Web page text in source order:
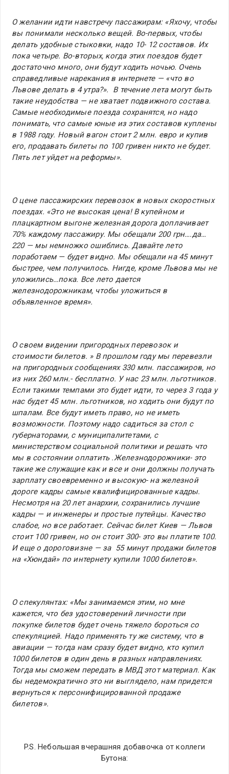
О желании идти навстречу пассажирам: «Яхочу, чтобы
вы понимали несколько вещей. Во-первых, чтобы
делать удобные стыковки, надо 10- 12 составов. Их
пока четыре. Во-вторых, когда этих поездов будет
достаточно много, они будут ходить ночью. Очень
справедливые нарекания в интернете — «что во
Львове делать в 4 утра?». В течение лета могут быть
такие неудобства — не хватает подвижного состава.
Самые необходимые поезда сохранятся, но надо
понимать, что самые юные из этих составов куплены
в 1988 году. Новый вагон стоит 2 млн. евро и купив
его, продавать билеты по 100 гривен никто не будет.
Пять лет уйдет на реформы».
О цене пассажирских перевозок в новых скоростных
поездах. «Это не высокая цена! В купейном и
плацкартном выгоне железная дорога доплачивает
70% каждому пассажиру. Мы обещали 200 грн….да…
220 — мы немножко ошиблись. Давайте лето
поработаем — будет видно. Мы обещали на 45 минут
быстрее, чем получилось. Нигде, кроме Львова мы не
уложились…пока. Все лето дается
железнодорожникам, чтобы уложиться в
объявленное время».
О своем видении пригородных перевозок и
стоимости билетов. » В прошлом году мы перевезли
на пригородных сообщениях 330 млн. пассажиров, но
из них 260 млн.- бесплатно. У нас 23 млн. льготников.
Если такими темпами это будет идти, то через 3 года у
нас будет 45 млн. льготников, но ходить они будут по
шпалам. Все будут иметь право, но не иметь
возможности. Поэтому надо садиться за стол с
губернаторами, с муниципалитетами, с
министерством социальной политики и решать что
мы в состоянии оплатить .Железнодорожники- это
такие же служащие как и все и они должны получать
зарплату своевременно и высокую- на железной
дороге кадры самые квалифицированные кадры.
Несмотря на 20 лет анархии, сохранились лучшие
кадры — и инженеры и простые путейцы. Качество
слабое, но все работает. Сейчас билет Киев — Львов
стоит 100 гривен, но он стоит 300- это вы платите 100.
И еще о дороговизне — за 55 минут продажи билетов
на «Хюндай» по интернету купили 1000 билетов».
О спекулянтах: «Мы занимаемся этим, но мне
кажется, что без удостоверений личности при
покупке билетов будет очень тяжело бороться со
спекуляцией. Надо применять ту же систему, что в
авиации — тогда нам сразу будет видно, кто купил
1000 билетов в один день в разных направлениях.
Тогда мы сможем передать в МВД этот материал. Как
бы недемократично это ни выглядело, нам придется
вернуться к персонифицированной продаже
билетов».
P.S. Небольшая вчерашняя добавочка от коллеги
Бутона: